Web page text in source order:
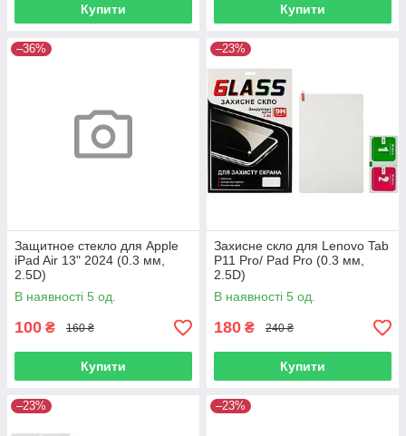
Купити Купити
–36%
Защитное стекло для Apple
iPad Air 13" 2024 (0.3 мм,
2.5D)
В наявності 5 од.
100 ₴ 160 ₴
Купити
–23%
Захисне скло для Lenovo Tab
P11 Pro/ Pad Pro (0.3 мм,
2.5D)
В наявності 5 од.
180 ₴ 240 ₴
Купити
–23% –23%